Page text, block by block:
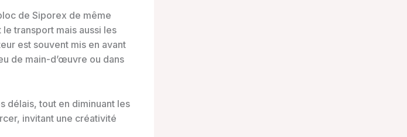
de Siporex de même
transport mais aussi les
est souvent mis en avant
de main-d’œuvre ou dans
délais, tout en diminuant les
invitant une créativité